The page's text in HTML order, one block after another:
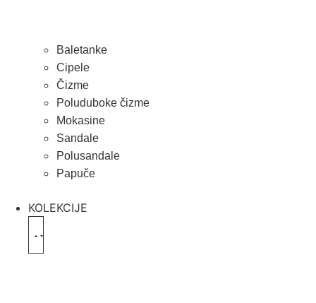
Baletanke
Cipele
Čizme
Poluduboke čizme
Mokasine
Sandale
Polusandale
Papuče
KOLEKCIJE